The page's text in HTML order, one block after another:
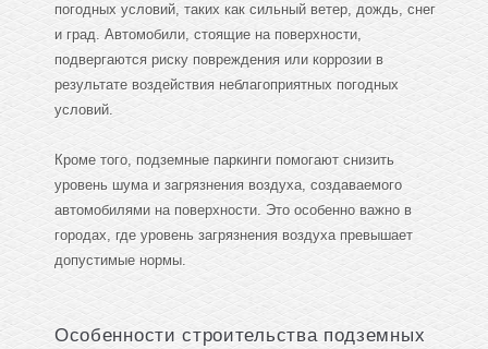
погодных условий, таких как сильный ветер, дождь, снег
и град. Автомобили, стоящие на поверхности,
подвергаются риску повреждения или коррозии в
результате воздействия неблагоприятных погодных
условий.
Кроме того, подземные паркинги помогают снизить
уровень шума и загрязнения воздуха, создаваемого
автомобилями на поверхности. Это особенно важно в
городах, где уровень загрязнения воздуха превышает
допустимые нормы.
Особенности строительства подземных